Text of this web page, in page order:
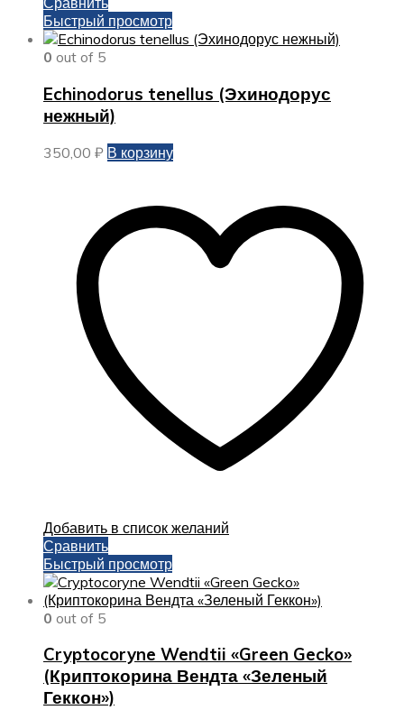
Быстрый просмотр
0 out of 5
Echinodorus tenellus (Эхинодорус
нежный)
350,00 ₽ В корзину
Добавить в список желаний
Сравнить
Быстрый просмотр
0 out of 5
Cryptocoryne Wendtii «Green Gecko»
(Криптокорина Вендта «Зеленый
Геккон»)